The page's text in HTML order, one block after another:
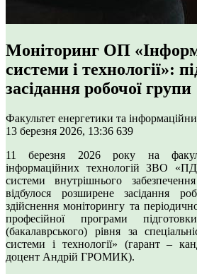
Моніторинг ОП
системи і технології»:
засідання робочої групи
Факультет енергетики та
13 березня 2026, 13:36 639
11 березня 2026 року на
інформаційних технологій ЗВО
системи внутрішнього
відбулося розширене засідання
здійснення моніторингу та
професійної програми
(бакалаврського) рівня за
системи і технології» (гарант –
доцент Андрій ГРОМИК).